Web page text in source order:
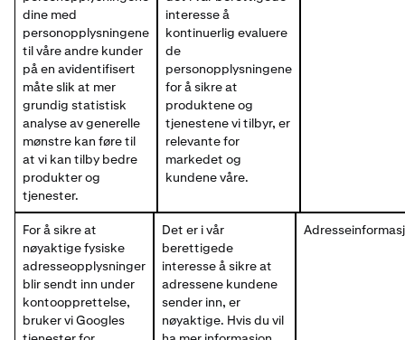
dine med
personopplysningene
til våre andre kunder
på en avidentifisert
måte slik at mer
grundig statistisk
analyse av generelle
mønstre kan føre til
at vi kan tilby bedre
produkter og
tjenester.
interesse å
kontinuerlig evaluere
de
personopplysningene
for å sikre at
produktene og
tjenestene vi tilbyr, er
relevante for
markedet og
kundene våre.
For å sikre at
nøyaktige fysiske
adresseopplysninger
blir sendt inn under
kontoopprettelse,
bruker vi Googles
Det er i vår
berettigede
interesse å sikre at
adressene kundene
sender inn, er
nøyaktige. Hvis du vil